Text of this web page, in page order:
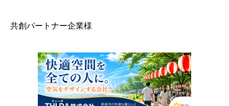
共創パートナー企業様